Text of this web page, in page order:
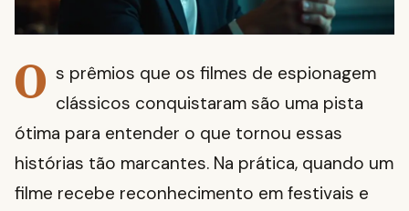
O s prêmios que os filmes de espionagem
clássicos conquistaram são uma pista
ótima para entender o que tornou essas
histórias tão marcantes. Na prática, quando um
filme recebe reconhecimento em festivais e